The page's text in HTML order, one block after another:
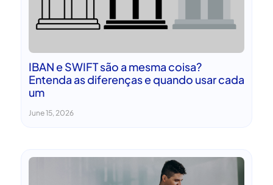
IBAN e SWIFT são a mesma coisa?
Entenda as diferenças e quando usar cada
um
June 15, 2026